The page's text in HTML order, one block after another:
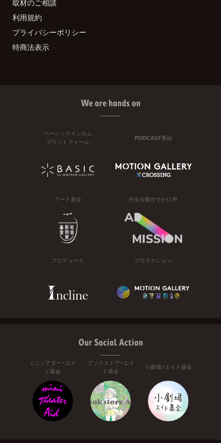
取材のご相談
利用規約
プライバシーポリシー
特商法表示
We are hands on
ベーシックインカム
プラットフォーム
PODCAST番組
アート基金 社会を動かすかけ声
プロデュース プロダクション
Our Social Action
ミニシアター・エイ
ド基金
ブックストア・エイ
ド基金
小劇場・エイド基金